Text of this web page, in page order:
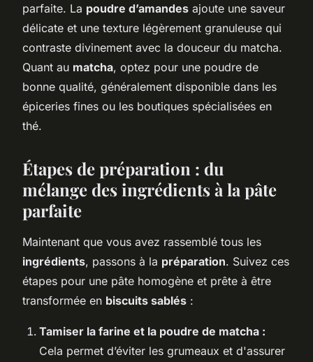
parfaite. La poudre d’amandes ajoute une saveur
délicate et une texture légèrement granuleuse qui
contraste divinement avec la douceur du matcha.
Quant au matcha, optez pour une poudre de
bonne qualité, généralement disponible dans les
épiceries fines ou les boutiques spécialisées en
thé.
Étapes de préparation : du
mélange des ingrédients à la pâte
parfaite
Maintenant que vous avez rassemblé tous les
ingrédients, passons à la préparation. Suivez ces
étapes pour une pâte homogène et prête à être
transformée en biscuits sablés :
Tamiser la farine et la poudre de matcha :
Cela permet d’éviter les grumeaux et d'assurer